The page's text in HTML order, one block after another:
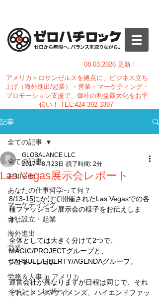
08.03.2026 更新！
アメリカ＞ロサンゼルスを拠点に、ビジネス立ち
上げ（海外進出/起業）・営業・マーケティング・
プロモーション支援で、御社の利益最大化をお手
伝い！ TEL:424-392-3397
記事
全ての記事
お知らせ
あなたの仕事哲学って何？
マーケティング
会社設立・起業
海外進出
営業
プロモーション
労務＆人事 in アメリカ
イベント・レポート
全ての記事
Las Vegas展示会レポート
GLOBALANCE LLC
2017年8月23日 読了時間: 2分
8/13-15にかけて開催されたLas Vegasでの各
種ファッション展示会の様子をお伝えしま
す。
全体としては大きく分けて2つで、
MAGIC/PROJECTグループと、
CAPSULE/LIBERTY/AGENDAグループ。
運営会社が異なりますが日程は同じで、それ
ぞれにメンズ/ウィメンズ、ハイエンドファッ